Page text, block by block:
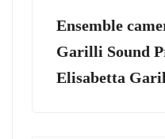
Ensemble
Garilli Sound
Elisabetta